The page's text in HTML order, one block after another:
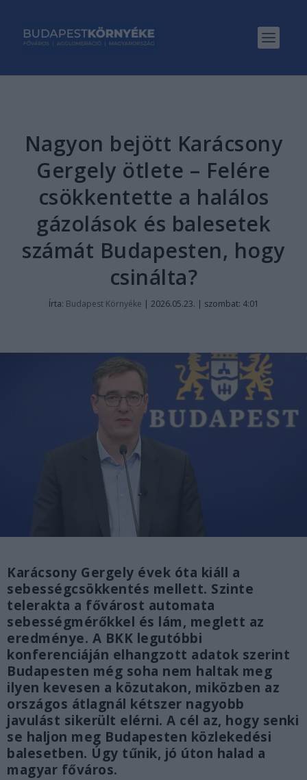
Nagyon bejött Karácsony
Gergely ötlete – Felére
csökkentette a halálos
gázolások és balesetek
számát Budapesten, hogy
csinálta?
Írta: Budapest Környéke | 2026.05.23. | szombat: 4:01
Karácsony Gergely évek óta kiáll a
sebességcsökkentés mellett. Szinte
telerakta a fővárost automata
sebességmérőkkel és lám, meglett az
eredménye. A BKK legutóbbi
konferenciáján elhangzott adatok szerint
Budapesten még soha nem haltak meg
ilyen kevesen a közutakon, miközben az
országos átlagnál kétszer nagyobb
javulást sikerült elérni. A cél az, hogy senki
se haljon meg Budapesten közlekedési
balesetben. Úgy tűnik, jó úton halad a
magyar főváros.